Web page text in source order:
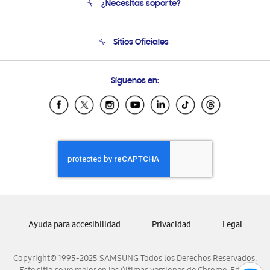
Soporte
¿Necesitas soporte?
Soporte vía eMail
Sitios Oficiales
Samsung Ecuador
Samsung El Salvador
Samsung Honduras
Samsung Nicaragua
Samsung Panamá
Samsung Venezuela
Síguenos en:
Copyright© 1995-2025 SAMSUNG Todos los Derechos Reservados.
Ayuda para accesibilidad Privacidad Legal